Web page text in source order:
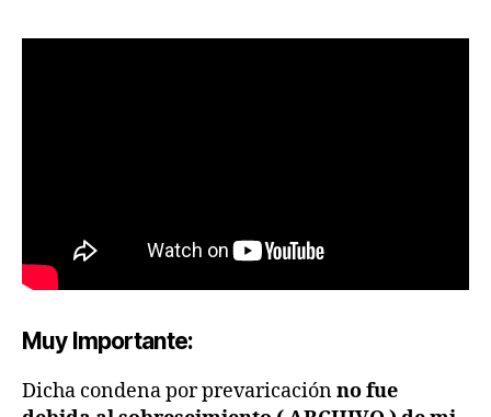
Muy Importante:
Dicha condena por prevaricaciónno fue